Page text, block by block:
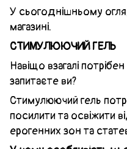
У сьогоднішньому
магазині.
СТИМУЛЮЮЧИЙ ГЕЛЬ
Навіщо взагалі
запитаєте ви?
Стимулюючий гель
посилити та освіжити
ерогенних зон та